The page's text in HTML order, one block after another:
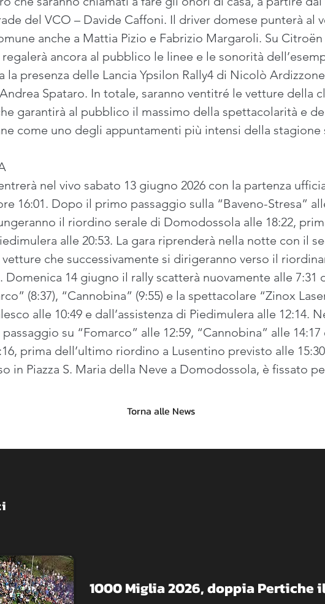
del VCO – Davide Caffoni. Il driver domese punterà al
anche a Mattia Pizio e Fabrizio Margaroli. Su
ancora al pubblico le linee e le sonorità
la presenza delle Lancia Ypsilon Rally4 di Nicolò
Spataro. In totale, saranno ventitré le vetture della
garantirà al pubblico il massimo della spettacolarità e
come uno degli appuntamenti più intensi della stagione
nel vivo sabato 13 giugno 2026 con la partenza
16:01. Dopo il primo passaggio sulla “Baveno-Stresa”
il riordino serale di Domodossola alle 18:22,
alle 20:53. La gara riprenderà nella notte con il
vetture che successivamente si dirigeranno verso il
Domenica 14 giugno il rally scatterà nuovamente alle 7:31
(8:37), “Cannobina” (9:55) e la spettacolare “Zinox
alle 10:49 e dall’assistenza di Piedimulera alle 12:14.
su “Fomarco” alle 12:59, “Cannobina” alle 14:17
prima dell’ultimo riordino a Lusentino previsto alle
in Piazza S. Maria della Neve a Domodossola, è fissato
Torna alle News
1000 Miglia 2026, doppia Pertiche